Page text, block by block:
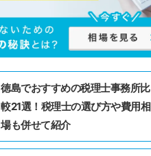
徳島でおすすめの税理士事務所比
較21選！税理士の選び方や費用相
場も併せて紹介